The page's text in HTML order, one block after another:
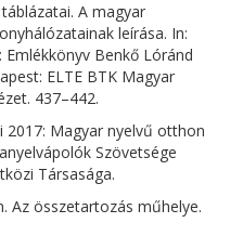
A magyar
leírása. In:
Emlékkönyv Benkő Lóránd
ELTE BTK Magyar
437–442.
2017: Magyar nyelvű otthon
Szövetsége
Társasága.
Az összetartozás műhelye.